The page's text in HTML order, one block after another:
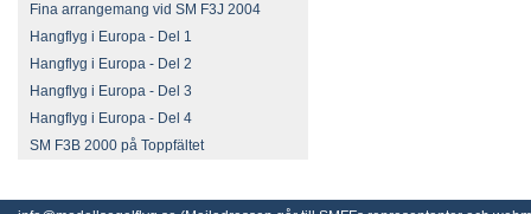
Fina arrangemang vid SM F3J 2004
Hangflyg i Europa - Del 1
Hangflyg i Europa - Del 2
Hangflyg i Europa - Del 3
Hangflyg i Europa - Del 4
SM F3B 2000 på Toppfältet